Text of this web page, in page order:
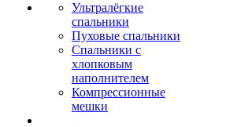
Ультралёгкие
спальники
Пуховые спальники
Спальники с
хлопковым
наполнителем
Компрессионные
мешки